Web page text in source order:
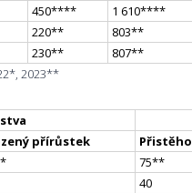
450**** 1 610****
220** 803**
230** 807**
2023**
přírůstek
75**
40